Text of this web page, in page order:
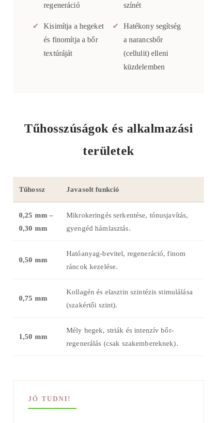
regeneráció színét
✔
Kisimítja a hegeket
és finomítja a bőr
textúráját
✔
Hatékony segítség
a narancsbőr
(cellulit) elleni
küzdelemben
Tűhosszúságok és alkalmazási
területek
Tűhossz Javasolt funkció
0,25 mm –
0,30 mm
Mikrokeringés serkentése, tónusjavítás,
gyengéd hámlasztás.
0,50 mm
Hatóanyag-bevitel, regeneráció, finom
ráncok kezelése.
0,75 mm
Kollagén és elasztin szintézis stimulálása
(szakértői szint).
1,50 mm
Mély hegek, striák és intenzív bőr-
regenerálás (csak szakembereknek).
JÓ TUDNI!